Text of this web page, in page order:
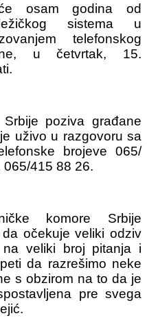
osam godina od
sistema u
telefonskog
u četvrtak, 15.
poziva građane
uživo u razgovoru sa
brojeve 065/
415 88 26.
komore Srbije
očekuje veliki odziv
na veliki broj pitanja i
da razrešimo neke
s obzirom na to da je
pre svega